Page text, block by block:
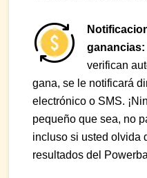
ganancias:
verifican
gana, se le notificará
electrónico o SMS.
pequeño que sea, no
incluso si usted olvida
resultados del